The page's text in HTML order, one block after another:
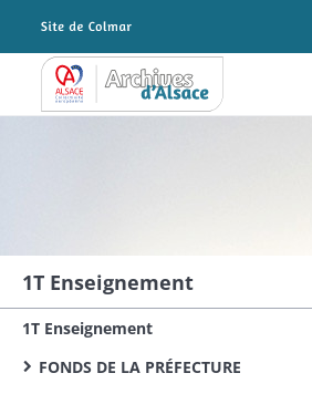
Archives Alsace - Colmar
1T Enseignement
1T Enseignement
FONDS DE LA PRÉFECTURE